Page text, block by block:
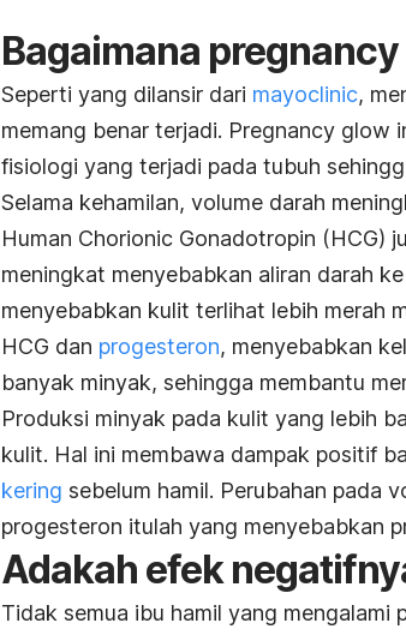
Bagaimana p
Seperti yang dilansir dari mayoclinic,
memang benar terjadi. Pregnancy glow
fisiologi yang terjadi pada tubuh
Selama kehamilan, volume darah
Human Chorionic Gonadotropin (HCG)
meningkat menyebabkan aliran darah
menyebabkan kulit terlihat lebih merah
HCG dan progesteron, menyebabkan
banyak minyak, sehingga membantu
Produksi minyak pada kulit yang lebih
kulit. Hal ini membawa dampak positif
kering sebelum hamil. Perubahan pada
progesteron itulah yang menyebabkan
Adakah efek
Tidak semua ibu hamil yang mengalami